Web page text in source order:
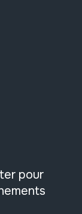
pour